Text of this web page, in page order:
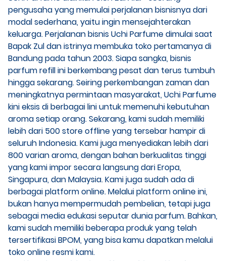
pengusaha yang memulai perjalanan bisnisnya dari
modal sederhana, yaitu ingin mensejahterakan
keluarga. Perjalanan bisnis Uchi Parfume dimulai saat
Bapak Zul dan istrinya membuka toko pertamanya di
Bandung pada tahun 2003. Siapa sangka, bisnis
parfum refill ini berkembang pesat dan terus tumbuh
hingga sekarang. Seiring perkembangan zaman dan
meningkatnya permintaan masyarakat, Uchi Parfume
kini eksis di berbagai lini untuk memenuhi kebutuhan
aroma setiap orang. Sekarang, kami sudah memiliki
lebih dari 500 store offline yang tersebar hampir di
seluruh Indonesia. Kami juga menyediakan lebih dari
800 varian aroma, dengan bahan berkualitas tinggi
yang kami impor secara langsung dari Eropa,
Singapura, dan Malaysia. Kami juga sudah ada di
berbagai platform online. Melalui platform online ini,
bukan hanya mempermudah pembelian, tetapi juga
sebagai media edukasi seputar dunia parfum. Bahkan,
kami sudah memiliki beberapa produk yang telah
tersertifikasi BPOM, yang bisa kamu dapatkan melalui
toko online resmi kami.